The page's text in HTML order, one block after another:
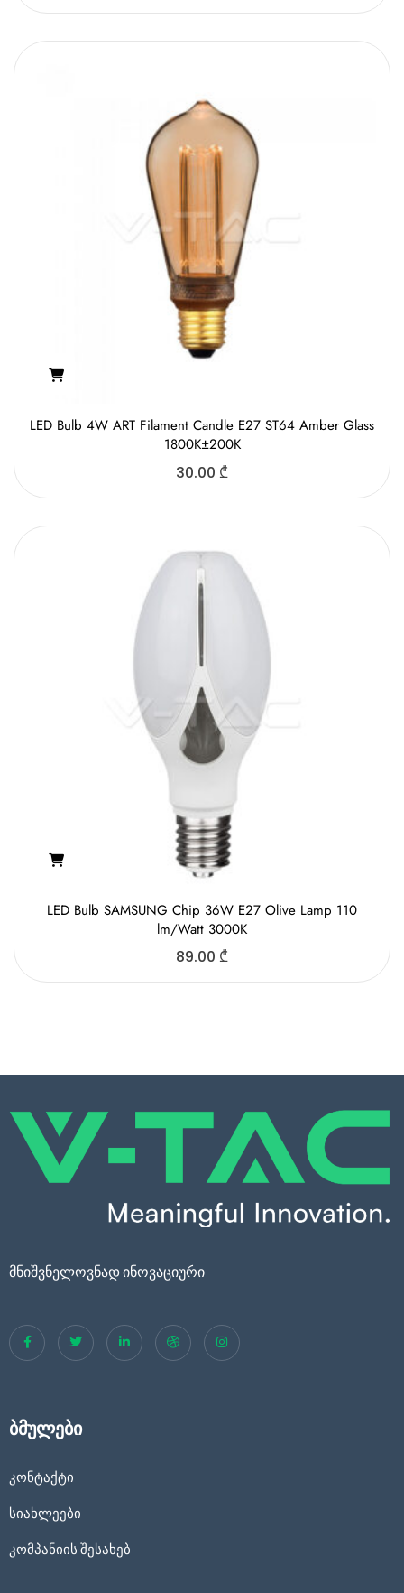
LED Bulb 4W ART Filament Candle E27 ST64 Amber Glass
1800K±200K
30.00 ₾
LED Bulb SAMSUNG Chip 36W E27 Olive Lamp 110
lm/Watt 3000K
89.00 ₾
მნიშვნელოვნად ინოვაციური
ბმულები
კონტაქტი
სიახლეები
კომპანიის შესახებ